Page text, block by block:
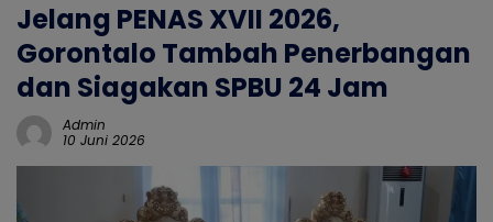
Jelang PENAS XVII 2026,
Gorontalo Tambah Penerbangan
dan Siagakan SPBU 24 Jam
Admin
10 Juni 2026